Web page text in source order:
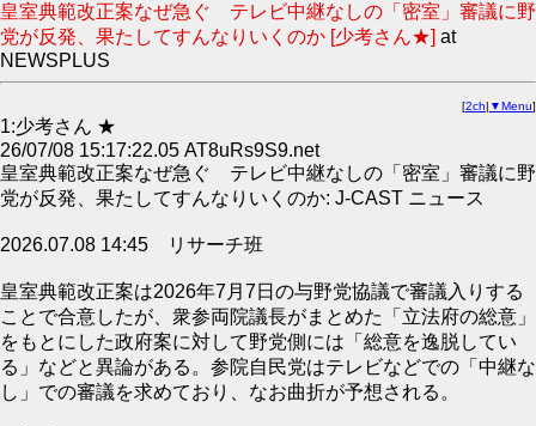
皇室典範改正案なぜ急ぐ テレビ中継なしの「密室」審議に野
党が反発、果たしてすんなりいくのか [少考さん★] at
NEWSPLUS
[2ch| ▼Menu]
1:少考さん ★
26/07/08 15:17:22.05 AT8uRs9S9.net
皇室典範改正案なぜ急ぐ テレビ中継なしの「密室」審議に野
党が反発、果たしてすんなりいくのか: J-CAST ニュース
2026.07.08 14:45 リサーチ班
皇室典範改正案は2026年7月7日の与野党協議で審議入りする
ことで合意したが、衆参両院議長がまとめた「立法府の総意」
をもとにした政府案に対して野党側には「総意を逸脱してい
る」などと異論がある。参院自民党はテレビなどでの「中継な
し」での審議を求めており、なお曲折が予想される。